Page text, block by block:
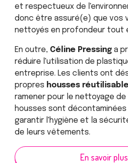
et respectueux de
donc être assuré(e) que vos
nettoyés en profondeur tout
En outre, Céline Pressinga
réduire l'utilisation de
entreprise. Les clients ont
propres housses
ramener pour le nettoyage
housses sont
garantir l'hygiène et la
de leurs vêtements.
En savoir plus